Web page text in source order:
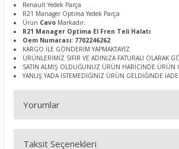
Renault Yedek Parça
R21 Manager Optima Yedek Parça
Ürün Cavo Markadır.
R21 Manager Optima El Fren Teli Halatı
Oem Numarası: 7702246262
KARGO İLE GÖNDERİM YAPMAKTAYIZ
ÜRÜNLERİMİZ SIFIR VE ADINIZA FATURALI OLARAK
SATIN ALMIŞ OLDUĞUNUZ ÜRÜN HARİCİNDE ÜRÜN
YANLIŞ YADA İSTEMEDİĞİNİZ ÜRÜN GELDİĞİNDE
Yorumlar
Taksit Seçenekleri